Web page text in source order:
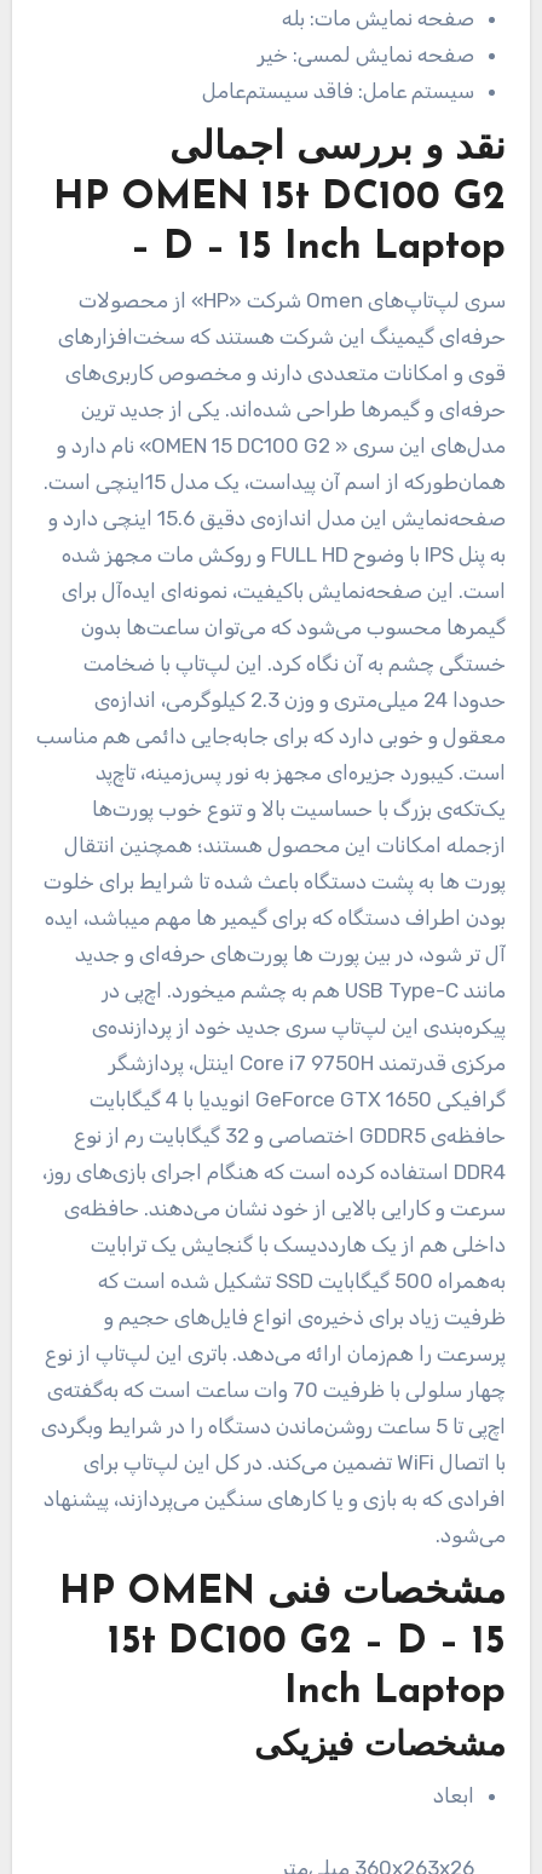
صفحه نمایش مات: بله
صفحه نمایش لمسی: خیر
سیستم عامل: فاقد سیستم‌عامل
نقد و بررسی اجمالی
HP OMEN 15t DC100 G2
– D – 15 Inch Laptop
سری لپ‌تاپ‌های Omen شرکت «HP» از محصولات
حرفه‌ای گیمینگ این شرکت هستند که سخت‌افزارهای
قوی و امکانات متعددی دارند و مخصوص کاربری‌های
حرفه‌ای و گیمرها طراحی شده‌اند. یکی از جدید ترین
مدل‌های این سری « OMEN 15 DC100 G2» نام دارد و
همان‌طورکه از اسم آن پیداست، یک مدل 15اینچی است.
صفحه‌نمایش این مدل اندازه‌ی دقیق 15.6 اینچی دارد و
به پنل IPS با وضوح FULL HD و روکش مات مجهز شده
است. این صفحه‌‌نمایش باکیفیت، نمونه‌ای ایده‌آل برای
گیمرها محسوب می‌شود که می‌توان ساعت‌ها بدون
خستگی چشم به آن نگاه کرد. این لپ‌تاپ با ضخامت
حدودا 24 میلی‌متری و وزن 2.3 کیلوگرمی، اندازه‌ی
معقول و خوبی دارد که برای جابه‌جایی دائمی هم مناسب
است. کیبورد جزیره‌ای مجهز به نور پس‌زمینه، تاچ‌پد
یک‌تکه‌ی بزرگ با حساسیت بالا و تنوع خوب پورت‌ها
ازجمله امکانات این محصول هستند؛ همچنین انتقال
پورت ها به پشت دستگاه باعث شده تا شرایط برای خلوت
بودن اطراف دستگاه که برای گیمیر ها مهم میباشد، ایده
آل تر شود، در بین پورت ها پورت‌های حرفه‌ای و جدید
مانند USB Type-C هم به چشم میخورد. اچ‌پی در
پیکره‌بندی این لپ‌تاپ سری جدید خود از پردازنده‌ی
مرکزی قدرتمند Core i7 9750H اینتل، پردازشگر
گرافیکی GeForce GTX 1650 انویدیا با 4 گیگابایت
حافظه‌ی GDDR5 اختصاصی و 32 گیگابایت رم از نوع
DDR4 استفاده کرده است که هنگام اجرای بازی‌های روز،
سرعت و کارایی بالایی از خود نشان می‌دهند. حافظه‌ی
داخلی هم از یک هارددیسک با گنجایش یک ترابایت
به‌‌همراه 500 گیگابایت SSD تشکیل شده است که
ظرفیت زیاد برای ذخیره‌ی انواع فایل‌های حجیم و
پرسرعت را هم‌زمان ارائه می‌دهد. باتری این لپ‌تاپ از نوع
چهار سلولی با ظرفیت 70 وات ساعت است که به‌گفته‌ی
اچ‌‌پی تا 5 ساعت روشن‌ماندن دستگاه را در شرایط وبگردی
با اتصال WiFi تضمین می‌کند. در کل این لپ‌تاپ برای
افرادی که به بازی و یا کارهای سنگین می‌پردازند، پیشنهاد
می‌شود.
مشخصات فنی HP OMEN
15t DC100 G2 – D – 15
Inch Laptop
مشخصات فیزیکی
ابعاد
360x263x26 میلی‌متر